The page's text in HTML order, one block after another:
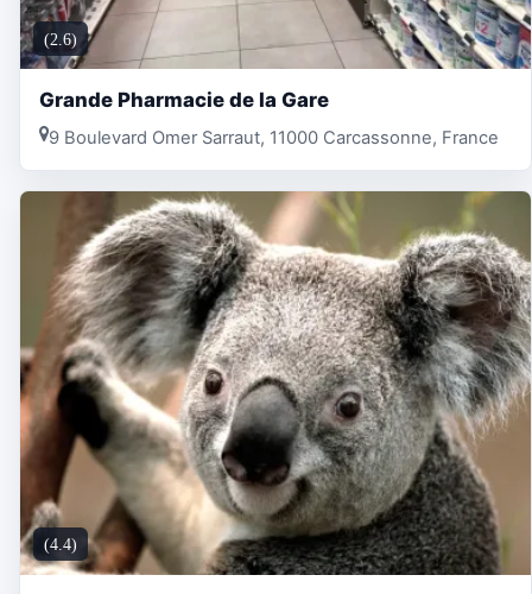
(2.6)
Grande Pharmacie de la Gare
9 Boulevard Omer Sarraut, 11000 Carcassonne, France
(4.4)